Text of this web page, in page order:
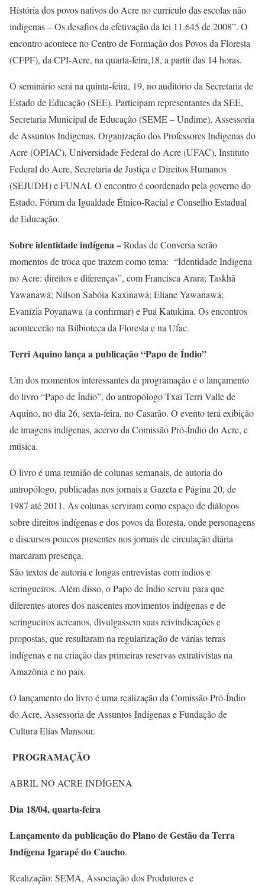
História dos povos nativos do Acre no currículo das escolas não
indígenas – Os desafios da efetivação da lei 11.645 de 2008”. O
encontro acontece no Centro de Formação dos Povos da Floresta
(CFPF), da CPI-Acre, na quarta-feira,18, a partir das 14 horas.
O seminário será na quinta-feira, 19, no auditório da Secretaria de
Estado de Educação (SEE). Participam representantes da SEE,
Secretaria Municipal de Educação (SEME – Undime), Assessoria
de Assuntos Indígenas, Organização dos Professores Indigenas do
Acre (OPIAC), Universidade Federal do Acre (UFAC), Instituto
Federal do Acre, Secretaria de Justiça e Direitos Humanos
(SEJUDH) e FUNAI. O encontro é coordenado pela governo do
Estado, Fórum da Igualdade Étnico-Racial e Conselho Estadual
de Educação.
Sobre identidade indígena –Rodas de Conversa serão
momentos de troca que trazem como tema: “Identidade Indígena
no Acre: direitos e diferenças”, com Francisca Arara; Taskhã
Yawanawá; Nilson Sabóia Kaxinawá; Eliane Yawanawá;
Evanízia Poyanawa (a confirmar) e Puá Katukina. Os encontros
acontecerão na Bilbioteca da Floresta e na Ufac.
Terri Aquino lança a publicação “Papo de Índio”
Um dos momentos interessantes da programação é o lançamento
do livro “Papo de Índio”, do antropólogo Txai Terri Valle de
Aquino, no dia 26, sexta-feira, no Casarão. O evento terá exibição
de imagens indígenas, acervo da Comissão Pró-Índio do Acre, e
música.
O livro é uma reunião de colunas semanais, de autoria do
antropólogo, publicadas nos jornais a Gazeta e Página 20, de
1987 até 2011. As colunas serviram como espaço de diálogos
sobre direitos indígenas e dos povos da floresta, onde personagens
e discursos poucos presentes nos jornais de circulação diária
marcaram presença.
São textos de autoria e longas entrevistas com índios e
seringueiros. Além disso, o Papo de Índio serviu para que
diferentes atores dos nascentes movimentos indígenas e de
seringueiros acreanos, divulgassem suas reivindicações e
propostas, que resultaram na regularização de várias terras
indígenas e na criação das primeiras reservas extrativistas na
Amazônia e no país.
O lançamento do livro é uma realização da Comissão Pró-Índio
do Acre, Assessoria de Assuntos Indígenas e Fundação de
Cultura Elias Mansour.
PROGRAMAÇÃO
ABRIL NO ACRE INDÍGENA
Dia 18/04, quarta-feira
Lançamento da publicação do Plano de Gestão da Terra
Indígena Igarapé do Caucho.
Realização: SEMA, Associação dos Produtores e